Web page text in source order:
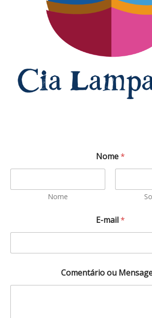
e
m
N
o
e
u
Nome*
Nome
E-mail*
Comentário ou